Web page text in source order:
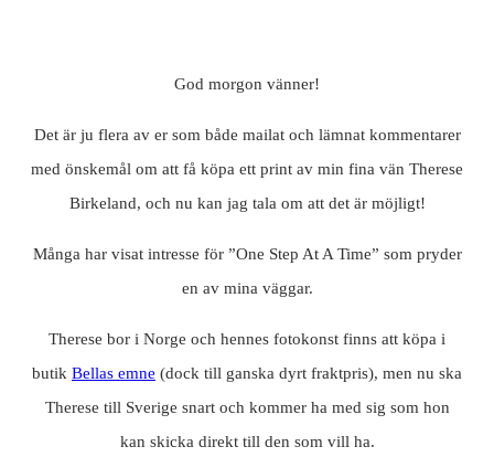
God morgon vänner!
Det är ju flera av er som både mailat och lämnat kommentarer
med önskemål om att få köpa ett print av min fina vän Therese
Birkeland, och nu kan jag tala om att det är möjligt!
Många har visat intresse för ”One Step At A Time” som pryder
en av mina väggar.
Therese bor i Norge och hennes fotokonst finns att köpa i
butik Bellas emne (dock till ganska dyrt fraktpris), men nu ska
Therese till Sverige snart och kommer ha med sig som hon
kan skicka direkt till den som vill ha.